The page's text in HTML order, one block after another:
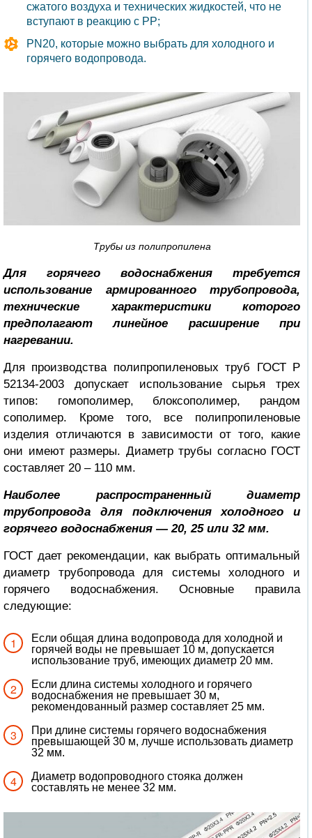
сжатого воздуха и технических жидкостей, что не
вступают в реакцию с PP;
PN20, которые можно выбрать для холодного и
горячего водопровода.
Трубы из полипропилена
Для горячего водоснабжения требуется
использование армированного трубопровода,
технические характеристики которого
предполагают линейное расширение при
нагревании.
Для производства полипропиленовых труб ГОСТ Р
52134-2003 допускает использование сырья трех
типов: гомополимер, блоксополимер, рандом
сополимер. Кроме того, все полипропиленовые
изделия отличаются в зависимости от того, какие
они имеют размеры. Диаметр трубы согласно ГОСТ
составляет 20 – 110 мм.
Наиболее распространенный диаметр
трубопровода для подключения холодного и
горячего водоснабжения — 20, 25 или 32 мм.
ГОСТ дает рекомендации, как выбрать оптимальный
диаметр трубопровода для системы холодного и
горячего водоснабжения. Основные правила
следующие:
Если общая длина водопровода для холодной и
горячей воды не превышает 10 м, допускается
использование труб, имеющих диаметр 20 мм.
Если длина системы холодного и горячего
водоснабжения не превышает 30 м,
рекомендованный размер составляет 25 мм.
При длине системы горячего водоснабжения
превышающей 30 м, лучше использовать диаметр
32 мм.
Диаметр водопроводного стояка должен
составлять не менее 32 мм.